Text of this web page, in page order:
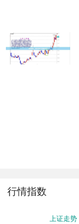
行情指数
上证走势